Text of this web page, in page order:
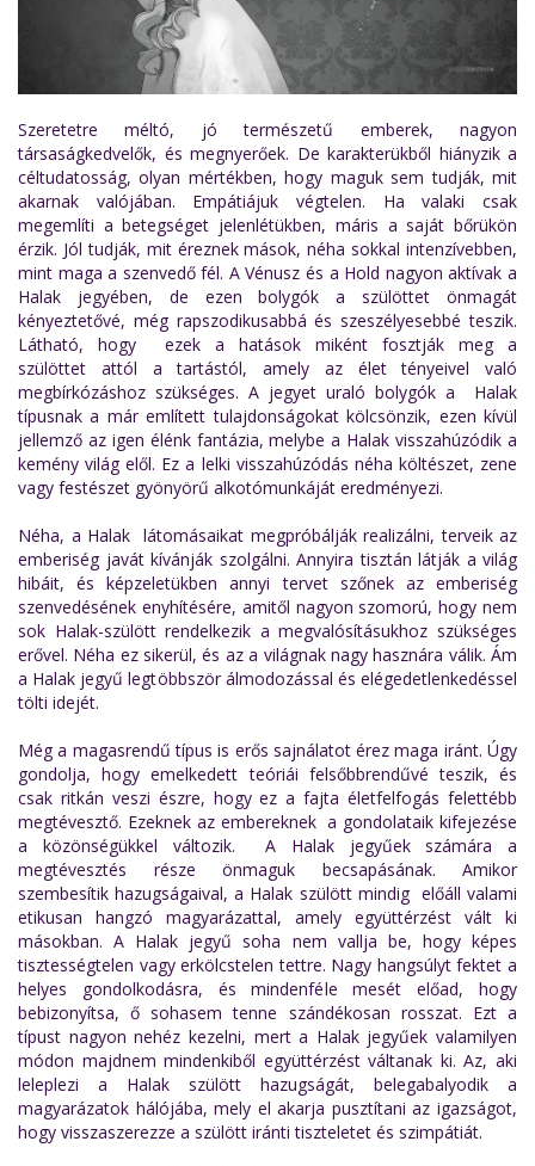
Szeretetre méltó, jó természetű emberek, nagyon
társaságkedvelők, és megnyerőek. De karakterükből hiányzik a
céltudatosság, olyan mértékben, hogy maguk sem tudják, mit
akarnak valójában. Empátiájuk végtelen. Ha valaki csak
megemlíti a betegséget jelenlétükben, máris a saját bőrükön
érzik. Jól tudják, mit éreznek mások, néha sokkal intenzívebben,
mint maga a szenvedő fél. A Vénusz és a Hold nagyon aktívak a
Halak jegyében, de ezen bolygók a szülöttet önmagát
kényeztetővé, még rapszodikusabbá és szeszélyesebbé teszik.
Látható, hogy ezek a hatások miként fosztják meg a
szülöttet attól a tartástól, amely az élet tényeivel való
megbírkózáshoz szükséges. A jegyet uraló bolygók a Halak
típusnak a már említett tulajdonságokat kölcsönzik, ezen kívül
jellemző az igen élénk fantázia, melybe a Halak visszahúzódik a
kemény világ elől. Ez a lelki visszahúzódás néha költészet, zene
vagy festészet gyönyörű alkotómunkáját eredményezi.
Néha, a Halak látomásaikat megpróbálják realizálni, terveik az
emberiség javát kívánják szolgálni. Annyira tisztán látják a világ
hibáit, és képzeletükben annyi tervet szőnek az emberiség
szenvedésének enyhítésére, amitől nagyon szomorú, hogy nem
sok Halak-szülött rendelkezik a megvalósításukhoz szükséges
erővel. Néha ez sikerül, és az a világnak nagy hasznára válik. Ám
a Halak jegyű legtöbbször álmodozással és elégedetlenkedéssel
tölti idejét.
Még a magasrendű típus is erős sajnálatot érez maga iránt. Úgy
gondolja, hogy emelkedett teóriái felsőbbrendűvé teszik, és
csak ritkán veszi észre, hogy ez a fajta életfelfogás felettébb
megtévesztő. Ezeknek az embereknek a gondolataik kifejezése
a közönségükkel változik. A Halak jegyűek számára a
megtévesztés része önmaguk becsapásának. Amikor
szembesítik hazugságaival, a Halak szülött mindig előáll valami
etikusan hangzó magyarázattal, amely együttérzést vált ki
másokban. A Halak jegyű soha nem vallja be, hogy képes
tisztességtelen vagy erkölcstelen tettre. Nagy hangsúlyt fektet a
helyes gondolkodásra, és mindenféle mesét előad, hogy
bebizonyítsa, ő sohasem tenne szándékosan rosszat. Ezt a
típust nagyon nehéz kezelni, mert a Halak jegyűek valamilyen
módon majdnem mindenkiből együttérzést váltanak ki. Az, aki
leleplezi a Halak szülött hazugságát, belegabalyodik a
magyarázatok hálójába, mely el akarja pusztítani az igazságot,
hogy visszaszerezze a szülött iránti tiszteletet és szimpátiát.